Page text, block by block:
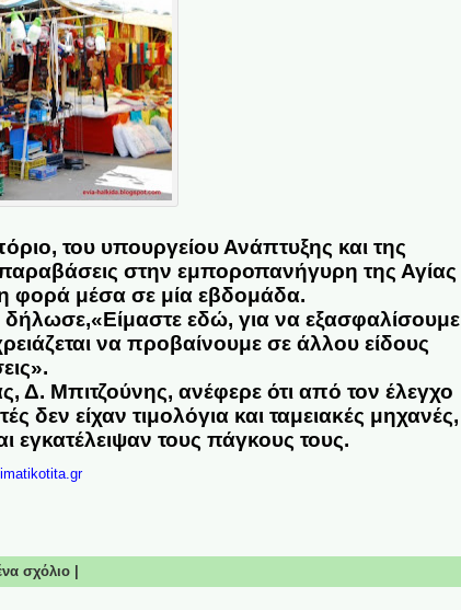
του υπουργείου Ανάπτυξης και της
στην εμποροπανήγυρη της Αγίας
φορά μέσα σε μία εβδομάδα.
εδώ, για να εξασφαλίσουμε
να προβαίνουμε σε άλλου είδους
Δ. Μπιτζούνης, ανέφερε ότι από τον έλεγχο
είχαν τιμολόγια και ταμειακές μηχανές,
εγκατέλειψαν τους πάγκους τους.
σχόλιο|